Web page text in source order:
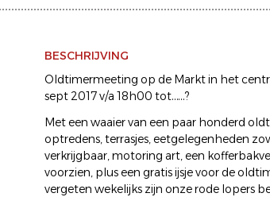
BESCHRIJVING
Oldtimermeeting op de Markt in het
sept 2017 v/a 18h00 tot……?
Met een waaier van een paar honderd
optredens, terrasjes, eetgelegenheden
verkrijgbaar, motoring art, een
voorzien, plus een gratis ijsje voor de
vergeten wekelijks zijn onze rode lopers